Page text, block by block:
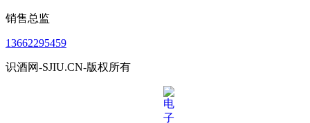
销售总监
13662295459
识酒网-SJIU.CN-版权所有